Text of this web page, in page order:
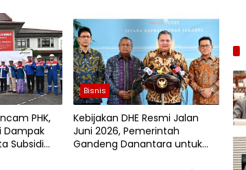
PHK,
Dampak
Subsidi
Bisnis
Kebijakan DHE Resmi Jalan
Juni 2026, Pemerintah
Gandeng Danantara untuk